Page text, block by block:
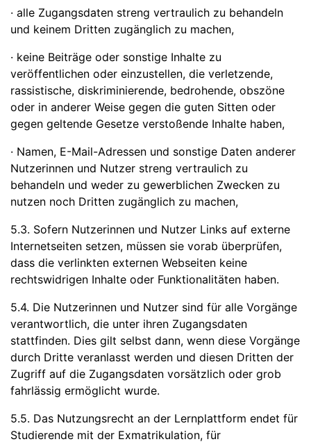
· alle Zugangsdaten streng vertraulich zu behandeln
und keinem Dritten zugänglich zu machen,
· keine Beiträge oder sonstige Inhalte zu
veröffentlichen oder einzustellen, die verletzende,
rassistische, diskriminierende, bedrohende, obszöne
oder in anderer Weise gegen die guten Sitten oder
gegen geltende Gesetze verstoßende Inhalte haben,
· Namen, E-Mail-Adressen und sonstige Daten anderer
Nutzerinnen und Nutzer streng vertraulich zu
behandeln und weder zu gewerblichen Zwecken zu
nutzen noch Dritten zugänglich zu machen,
5.3. Sofern Nutzerinnen und Nutzer Links auf externe
Internetseiten setzen, müssen sie vorab überprüfen,
dass die verlinkten externen Webseiten keine
rechtswidrigen Inhalte oder Funktionalitäten haben.
5.4. Die Nutzerinnen und Nutzer sind für alle Vorgänge
verantwortlich, die unter ihren Zugangsdaten
stattfinden. Dies gilt selbst dann, wenn diese Vorgänge
durch Dritte veranlasst werden und diesen Dritten der
Zugriff auf die Zugangsdaten vorsätzlich oder grob
fahrlässig ermöglicht wurde.
5.5. Das Nutzungsrecht an der Lernplattform endet für
Studierende mit der Exmatrikulation, für